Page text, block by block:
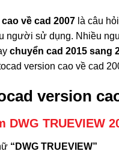
về cad 2007là câu
người sử dụng. Nhiều
chuyển cad 2015 sang
version cao về cad
version
DWG TRUEVIEW
“DWG TRUEVIEW”